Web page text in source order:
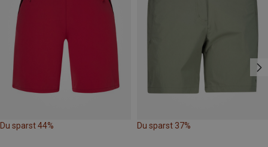
Du sparst 44% Du sparst 37%